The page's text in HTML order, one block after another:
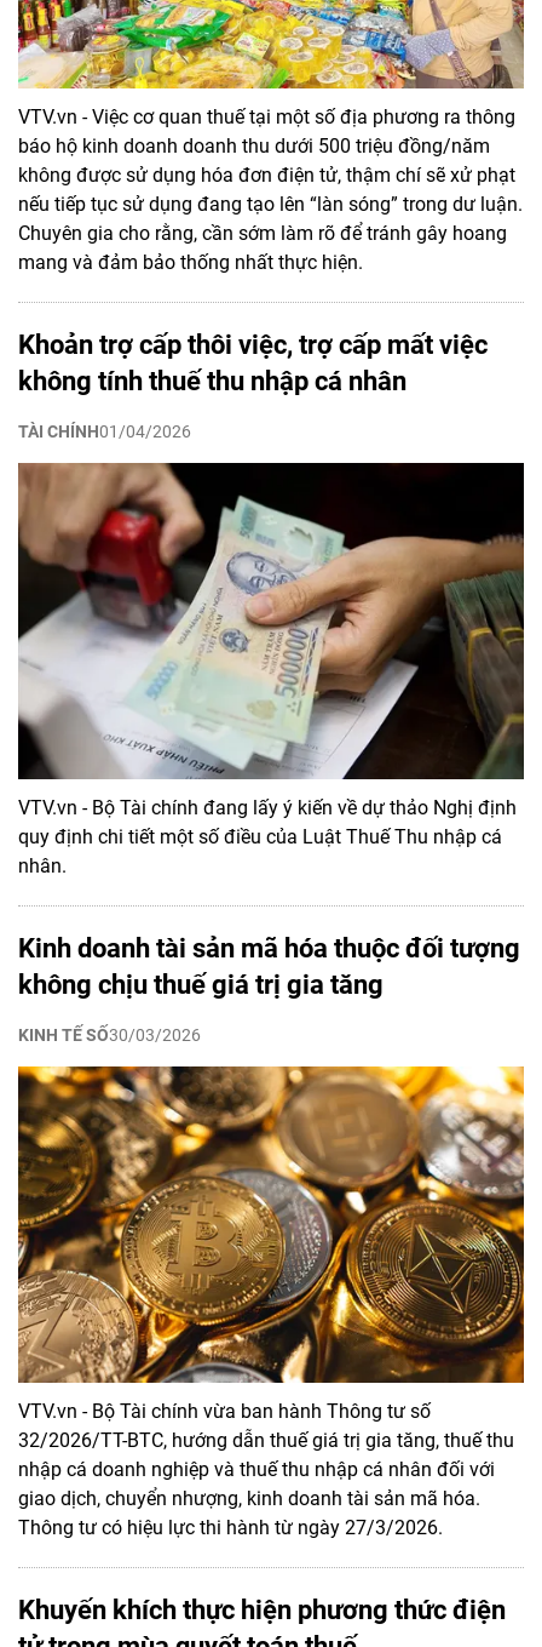
VTV.vn - Việc cơ quan thuế tại một số địa phương ra thông
báo hộ kinh doanh doanh thu dưới 500 triệu đồng/năm
không được sử dụng hóa đơn điện tử, thậm chí sẽ xử phạt
nếu tiếp tục sử dụng đang tạo lên “làn sóng” trong dư luận.
Chuyên gia cho rằng, cần sớm làm rõ để tránh gây hoang
mang và đảm bảo thống nhất thực hiện.
Khoản trợ cấp thôi việc, trợ cấp mất việc
không tính thuế thu nhập cá nhân
TÀI CHÍNH01/04/2026
VTV.vn - Bộ Tài chính đang lấy ý kiến về dự thảo Nghị định
quy định chi tiết một số điều của Luật Thuế Thu nhập cá
nhân.
Kinh doanh tài sản mã hóa thuộc đối tượng
không chịu thuế giá trị gia tăng
KINH TẾ SỐ30/03/2026
VTV.vn - Bộ Tài chính vừa ban hành Thông tư số
32/2026/TT-BTC, hướng dẫn thuế giá trị gia tăng, thuế thu
nhập cá doanh nghiệp và thuế thu nhập cá nhân đối với
giao dịch, chuyển nhượng, kinh doanh tài sản mã hóa.
Thông tư có hiệu lực thi hành từ ngày 27/3/2026.
Khuyến khích thực hiện phương thức điện